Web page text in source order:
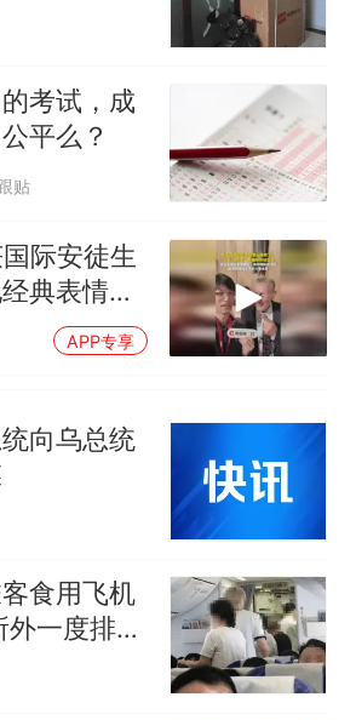
十多万人报名的考试，成绩
考试，成
平么？
贴
际安徒生
典表情
问好APP专享
向乌总统
食用飞机
一度排长